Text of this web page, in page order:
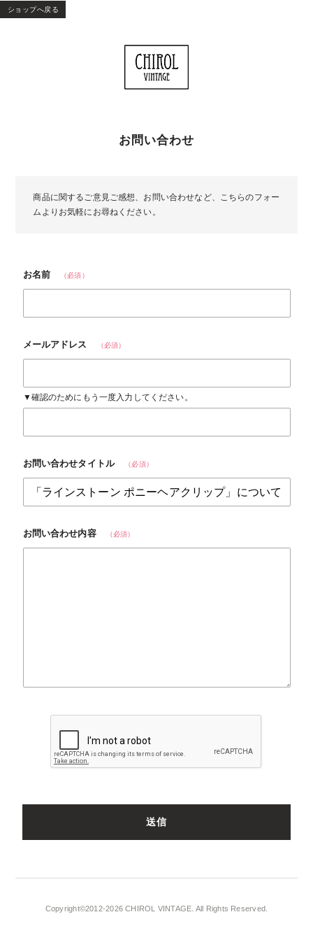
ショップへ戻る
お問い合わせ
商品に関するご意見ご感想、お問い合わせなど、こちらのフォー
ムよりお気軽にお尋ねください。
お名前 （必須）
メールアドレス （必須）
▼確認のためにもう一度入力してください。
お問い合わせタイトル （必須）
お問い合わせ内容 （必須）
Copyright©2012-2026 CHIROL VINTAGE. All Rights Reserved.